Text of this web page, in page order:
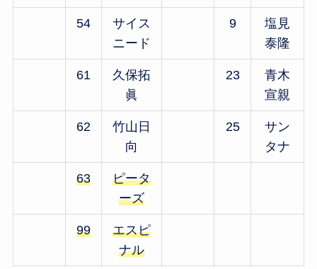
54
サイス
ニード
9
塩見
泰隆
61
久保拓
眞
23
青木
宣親
62
竹山日
向
25
サン
タナ
63
ピータ
ーズ
99
エスピ
ナル